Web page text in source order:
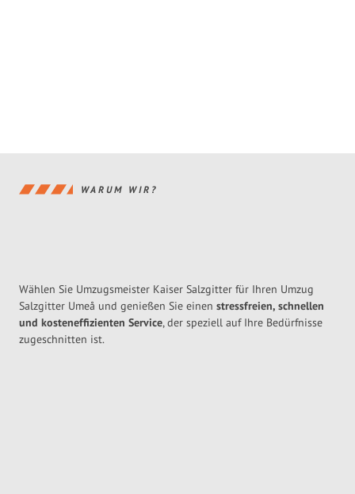
WARUM WIR?
Wählen Sie Umzugsmeister Kaiser Salzgitter für Ihren Umzug
Salzgitter Umeå und genießen Sie einen stressfreien, schnellen
und kosteneffizienten Service, der speziell auf Ihre Bedürfnisse
zugeschnitten ist.